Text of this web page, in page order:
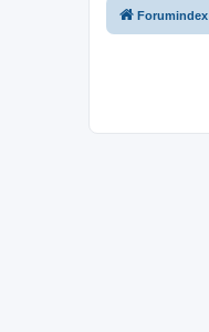
Forumindex